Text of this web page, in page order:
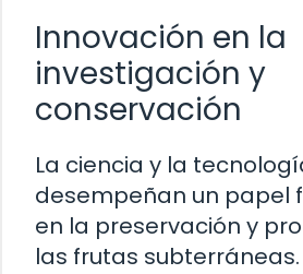
Innovación en la
investigación y
conservación
La ciencia y la
desempeñan un papel
en la preservación y
las frutas subterráneas.